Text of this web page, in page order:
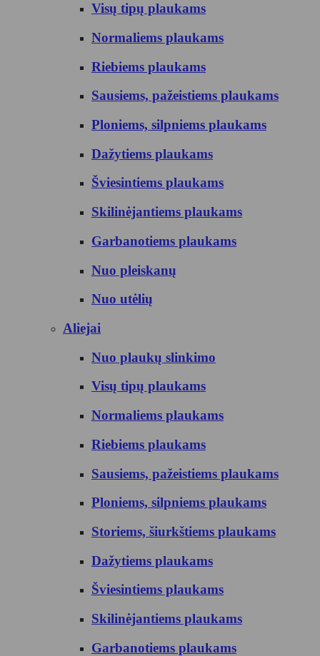
Visų tipų plaukams
Normaliems plaukams
Riebiems plaukams
Sausiems, pažeistiems plaukams
Ploniems, silpniems plaukams
Dažytiems plaukams
Šviesintiems plaukams
Skilinėjantiems plaukams
Garbanotiems plaukams
Nuo pleiskanų
Nuo utėlių
Aliejai
Nuo plaukų slinkimo
Visų tipų plaukams
Normaliems plaukams
Riebiems plaukams
Sausiems, pažeistiems plaukams
Ploniems, silpniems plaukams
Storiems, šiurkštiems plaukams
Dažytiems plaukams
Šviesintiems plaukams
Skilinėjantiems plaukams
Garbanotiems plaukams